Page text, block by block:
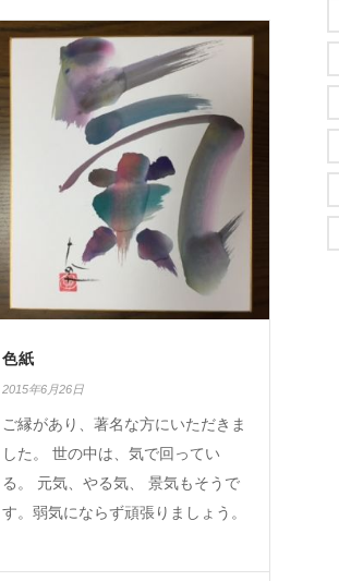
色紙
2015年6月26日
ご縁があり、著名な方にいただきま
した。 世の中は、気で回ってい
る。 元気、やる気、 景気もそうで
す。弱気にならず頑張りましょう。